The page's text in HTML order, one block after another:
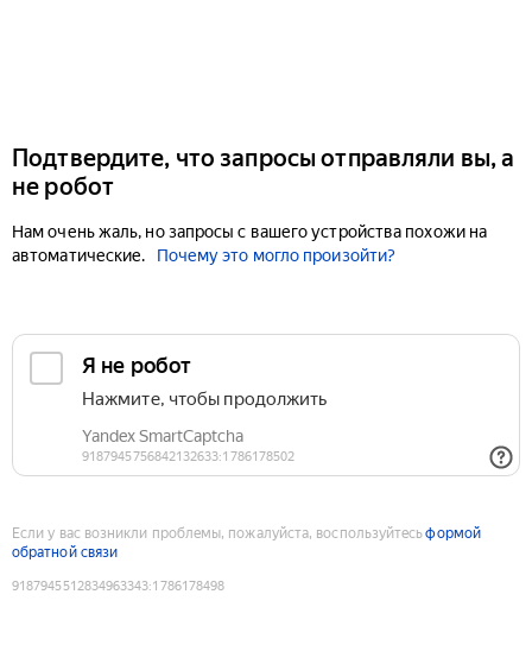
Подтвердите, что запросы отправляли вы, а
не робот
Нам очень жаль, но запросы с вашего устройства похожи на
автоматические.
Почему это могло произойти?
Если у вас возникли проблемы, пожалуйста, воспользуйтесьформой
обратной связи
9187945512834963343:1786178498